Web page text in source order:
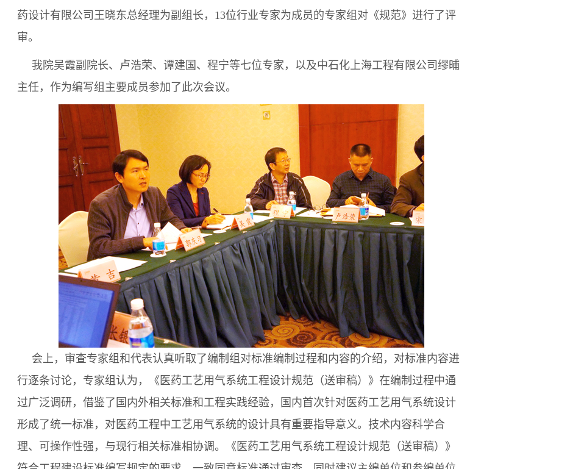
药设计有限公司王晓东总经理为副组长，13位行业专家为成员的专家组对《规范》进行了评
审。
我院吴霞副院长、卢浩荣、谭建国、程宁等七位专家，以及中石化上海工程有限公司缪晡
主任，作为编写组主要成员参加了此次会议。
会上，审查专家组和代表认真听取了编制组对标准编制过程和内容的介绍，对标准内容进
行逐条讨论，专家组认为，《医药工艺用气系统工程设计规范（送审稿）》在编制过程中通
过广泛调研，借鉴了国内外相关标准和工程实践经验，国内首次针对医药工艺用气系统设计
形成了统一标准，对医药工程中工艺用气系统的设计具有重要指导意义。技术内容科学合
理、可操作性强，与现行相关标准相协调。《医药工艺用气系统工程设计规范（送审稿）》